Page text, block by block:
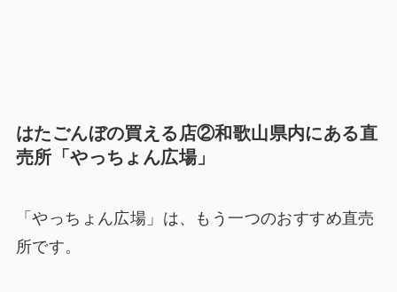
はたごんぼの買える店②和歌山県内にある直
売所「やっちょん広場」
「やっちょん広場」は、もう一つのおすすめ直売
所です。